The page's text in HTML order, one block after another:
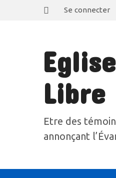
Se connecter
Libre
Etre des
annonçant